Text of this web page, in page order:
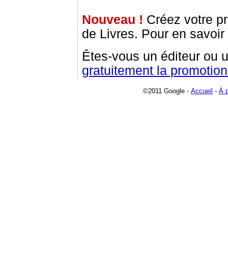
Nouveau ! Créez votre
de Livres. Pour en
Êtes-vous un éditeur ou
gratuitement la
©2011 Google - Accueil - À